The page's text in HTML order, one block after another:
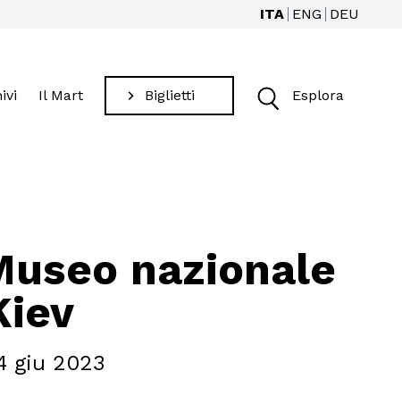
ITA ENG DEU
Il Mart Biglietti Esplora
nazionale
giu 2023